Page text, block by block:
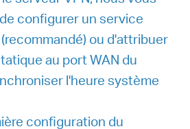
configurer un service
ou d'attribuer
au port WAN du
l'heure système
configuration du